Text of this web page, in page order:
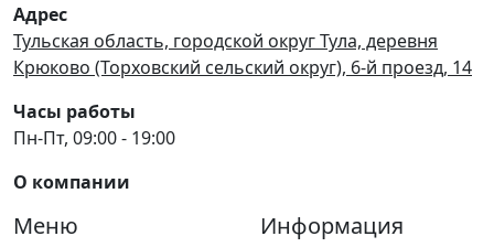
Адрес
Тульская область, городской округ Тула, деревня
Крюково (Торховский сельский округ), 6-й проезд, 14
Часы работы
Пн-Пт, 09:00 - 19:00
О компании
Меню Информация